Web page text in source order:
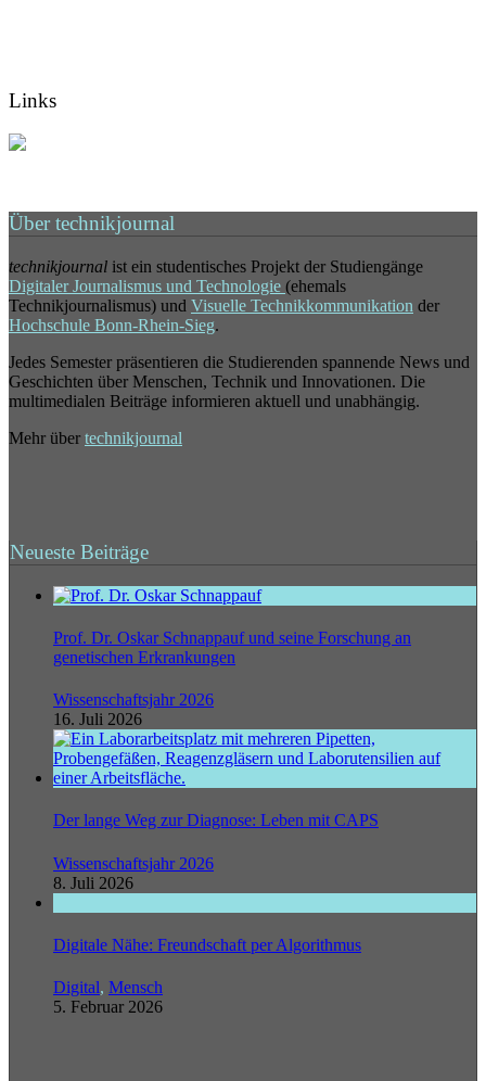
Links
Über technikjournal
technikjournal ist ein studentisches Projekt der Studiengänge
Digitaler Journalismus und Technologie (ehemals
Technikjournalismus) und Visuelle Technikkommunikation der
Hochschule Bonn-Rhein-Sieg.
Jedes Semester präsentieren die Studierenden spannende News und
Geschichten über Menschen, Technik und Innovationen. Die
multimedialen Beiträge informieren aktuell und unabhängig.
Mehr über technikjournal
Neueste Beiträge
Prof. Dr. Oskar Schnappauf und seine Forschung an
genetischen Erkrankungen
Wissenschaftsjahr 2026
16. Juli 2026
Der lange Weg zur Diagnose: Leben mit CAPS
Wissenschaftsjahr 2026
8. Juli 2026
Digitale Nähe: Freundschaft per Algorithmus
Digital, Mensch
5. Februar 2026